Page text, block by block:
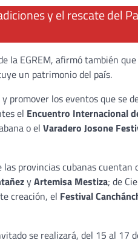
y el rescate del
la EGREM, afirmó también
un patrimonio del país.
promover los eventos que se
el Encuentro Internacional
o el Varadero Josone
provincias cubanas
yArtemisa Mestiza; de
creación, el Festival
se realizará, del 15 al 17